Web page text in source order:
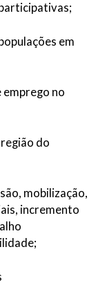
em
emprego no
do
mobilização,
incremento